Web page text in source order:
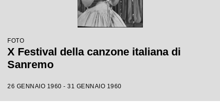
FOTO
X Festival della canzone italiana di
Sanremo
26 GENNAIO 1960 - 31 GENNAIO 1960